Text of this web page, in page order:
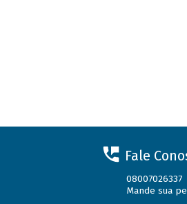
Fale
08007026337
Mande sua